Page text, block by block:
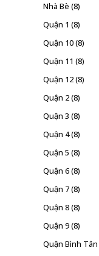
Nhà Bè (8)
Quận 1 (8)
Quận 10(8)
Quận 11 (8)
Quận 12(8)
Quận 2(8)
Quận 3 (8)
Quận 4(8)
Quận 5 (8)
Quận 6(8)
Quận 7(8)
Quận 8(8)
Quận 9(8)
Quận Bình Tân